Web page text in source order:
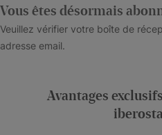
Vous êtes désormais
Veuillez vérifier votre boîte de
adresse email.
Avantages